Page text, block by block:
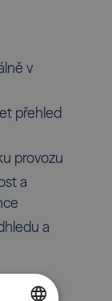
v
přehled
provozu
a
a